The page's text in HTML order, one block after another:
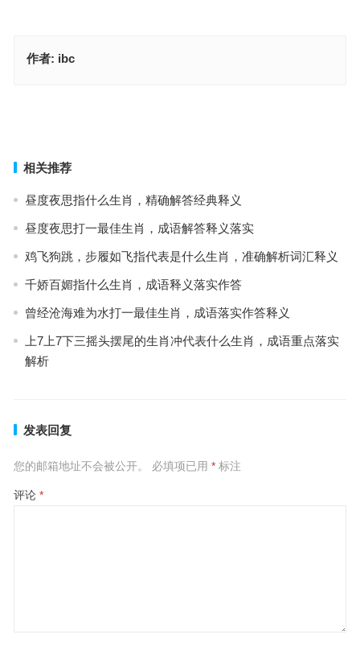
作者: ibc
相关推荐
昼度夜思指什么生肖，精确解答经典释义
昼度夜思打一最佳生肖，成语解答释义落实
鸡飞狗跳，步履如飞指代表是什么生肖，准确解析词汇释义
千娇百媚指什么生肖，成语释义落实作答
曾经沧海难为水打一最佳生肖，成语落实作答释义
上7上7下三摇头摆尾的生肖冲代表什么生肖，成语重点落实
解析
发表回复
您的邮箱地址不会被公开。 必填项已用 *标注
评论 *